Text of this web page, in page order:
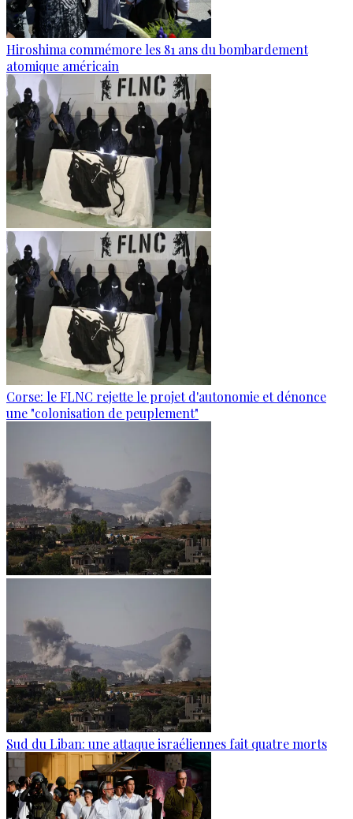
Hiroshima commémore les 81 ans du bombardement
atomique américain
Corse: le FLNC rejette le projet d'autonomie et dénonce
une "colonisation de peuplement"
Sud du Liban: une attaque israéliennes fait quatre morts